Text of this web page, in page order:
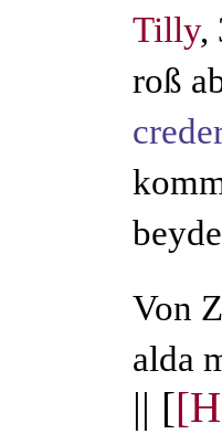
Tilly,
roß
Von
alda
|| [